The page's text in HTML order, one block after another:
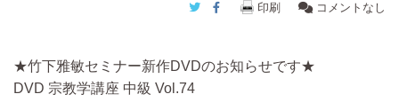
Twitter
Facebook
印刷 コメントなし
★竹下雅敏セミナー新作DVDのお知らせです★
DVD 宗教学講座 中級 Vol.74